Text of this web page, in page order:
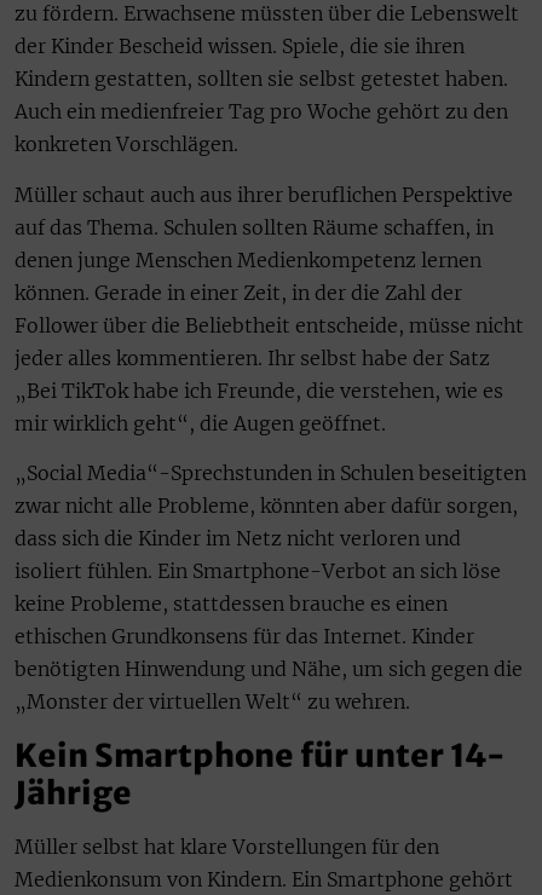
zu fördern. Erwachsene müssten über die Lebenswelt
der Kinder Bescheid wissen. Spiele, die sie ihren
Kindern gestatten, sollten sie selbst getestet haben.
Auch ein medienfreier Tag pro Woche gehört zu den
konkreten Vorschlägen.
Müller schaut auch aus ihrer beruflichen Perspektive
auf das Thema. Schulen sollten Räume schaffen, in
denen junge Menschen Medienkompetenz lernen
können. Gerade in einer Zeit, in der die Zahl der
Follower über die Beliebtheit entscheide, müsse nicht
jeder alles kommentieren. Ihr selbst habe der Satz
„Bei TikTok habe ich Freunde, die verstehen, wie es
mir wirklich geht“, die Augen geöffnet.
„Social Media“-Sprechstunden in Schulen beseitigten
zwar nicht alle Probleme, könnten aber dafür sorgen,
dass sich die Kinder im Netz nicht verloren und
isoliert fühlen. Ein Smartphone-Verbot an sich löse
keine Probleme, stattdessen brauche es einen
ethischen Grundkonsens für das Internet. Kinder
benötigten Hinwendung und Nähe, um sich gegen die
„Monster der virtuellen Welt“ zu wehren.
Kein Smartphone für unter 14-
Jährige
Müller selbst hat klare Vorstellungen für den
Medienkonsum von Kindern. Ein Smartphone gehört